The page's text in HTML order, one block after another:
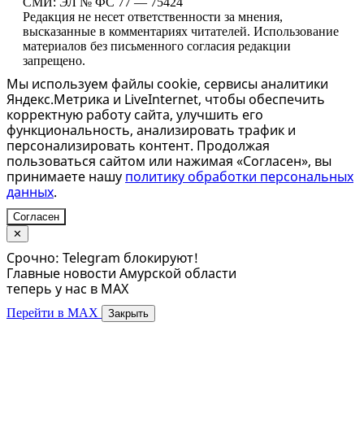
Редакция не несет ответственности за мнения,
высказанные в комментариях читателей. Использование
материалов без письменного согласия редакции
запрещено.
Мы используем файлы cookie, сервисы аналитики
Яндекс.Метрика и LiveInternet, чтобы обеспечить
корректную работу сайта, улучшить его
функциональность, анализировать трафик и
персонализировать контент. Продолжая
пользоваться сайтом или нажимая «Согласен», вы
принимаете нашу политику обработки персональных
данных.
Согласен
✕
Срочно: Telegram блокируют!
Главные новости Амурской области
теперь у нас в MAX
Перейти в MAX Закрыть